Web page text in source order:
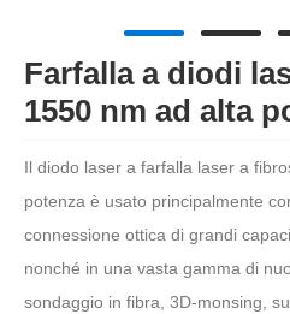
Farfalla a diodi
1550 nm ad alta
Il diodo laser a farfalla laser a
potenza è usato principalmente
connessione ottica di grandi
nonché in una vasta gamma di
sondaggio in fibra, 3D-monsing,